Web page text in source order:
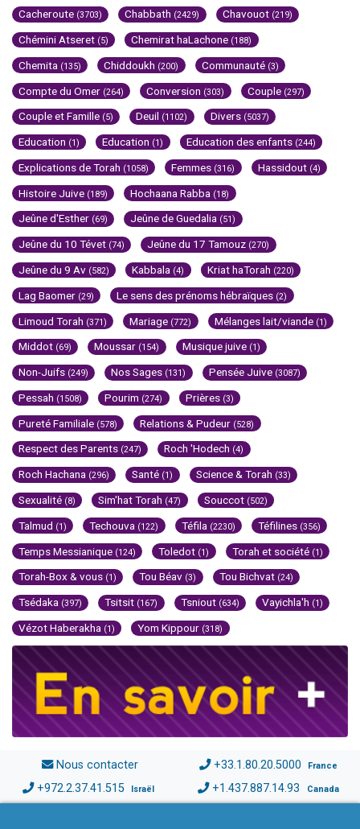
Cacheroute (3703) Chabbath (2429) Chavouot (219)
Chémini Atseret (5) Chemirat haLachone (188)
Chemita (135) Chiddoukh (200) Communauté (3)
Compte du Omer (264) Conversion (303) Couple (297)
Couple et Famille (5) Deuil (1102) Divers (5037)
Education (1) Education (1) Education des enfants (244)
Explications de Torah (1058) Femmes (316) Hassidout (4)
Histoire Juive (189) Hochaana Rabba (18)
Jeûne d'Esther (69) Jeûne de Guedalia (51)
Jeûne du 10 Tévet (74) Jeûne du 17 Tamouz (270)
Jeûne du 9 Av (582) Kabbala (4) Kriat haTorah (220)
Lag Baomer (29) Le sens des prénoms hébraïques (2)
Limoud Torah (371) Mariage (772) Mélanges lait/viande (1)
Middot (69) Moussar (154) Musique juive (1)
Non-Juifs (249) Nos Sages (131) Pensée Juive (3087)
Pessah (1508) Pourim (274) Prières (3)
Pureté Familiale (578) Relations & Pudeur (528)
Respect des Parents (247) Roch 'Hodech (4)
Roch Hachana (296) Santé (1) Science & Torah (33)
Sexualité (8) Sim'hat Torah (47) Souccot (502)
Talmud (1) Techouva (122) Téfila (2230) Téfilines (356)
Temps Messianique (124) Toledot (1) Torah et société (1)
Torah-Box & vous (1) Tou Béav (3) Tou Bichvat (24)
Tsédaka (397) Tsitsit (167) Tsniout (634) Vayichla'h (1)
Vézot Haberakha (1) Yom Kippour (318)
Nous contacter +33.1.80.20.5000 France
+972.2.37.41.515 Israël +1.437.887.14.93 Canada